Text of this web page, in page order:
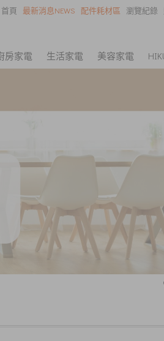
首頁 最新消息NEWS 配件耗材區 瀏覽紀錄
房家電 生活家電 美容家電